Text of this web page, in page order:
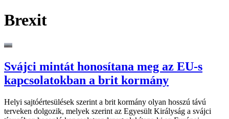
Brexit
Svájci mintát honosítana meg az EU-s
kapcsolatokban a brit kormány
Helyi sajtóértesülések szerint a brit kormány olyan hosszú távú
terveken dolgozik, melyek szerint az Egyesült Királyság a svájci